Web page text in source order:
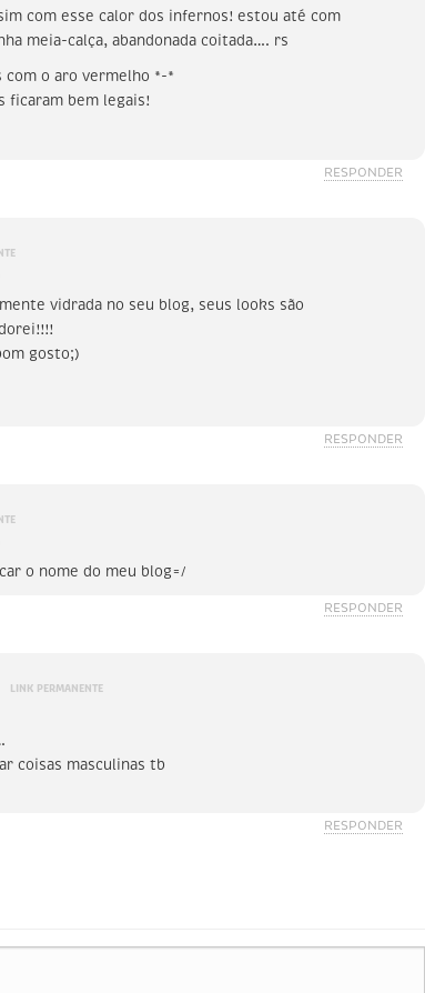
com esse calor dos infernos! estou até com
meia-calça, abandonada coitada…. rs
com o aro vermelho *-*
ficaram bem legais!
RESPONDER
vidrada no seu blog, seus looks são
gosto;)
RESPONDER
o nome do meu blog=/
RESPONDER
LINK PERMANENTE
coisas masculinas tb
RESPONDER